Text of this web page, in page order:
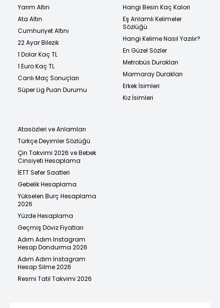
Yarım Altın
Ata Altın
Cumhuriyet Altını
22 Ayar Bilezik
1 Dolar Kaç TL
1 Euro Kaç TL
Canlı Maç Sonuçları
Süper Lig Puan Durumu
Hangi Besin Kaç Kalori
Eş Anlamlı Kelimeler
Sözlüğü
Hangi Kelime Nasıl Yazılır?
En Güzel Sözler
Metrobüs Durakları
Marmaray Durakları
Erkek İsimleri
Kız İsimleri
Atasözleri ve Anlamları
Türkçe Deyimler Sözlüğü
Çin Takvimi 2026 ve Bebek
Cinsiyeti Hesaplama
İETT Sefer Saatleri
Gebelik Hesaplama
Yükselen Burç Hesaplama
2026
Yüzde Hesaplama
Geçmiş Döviz Fiyatları
Adım Adım Instagram
Hesap Dondurma 2026
Adım Adım Instagram
Hesap Silme 2026
Resmi Tatil Takvimi 2026